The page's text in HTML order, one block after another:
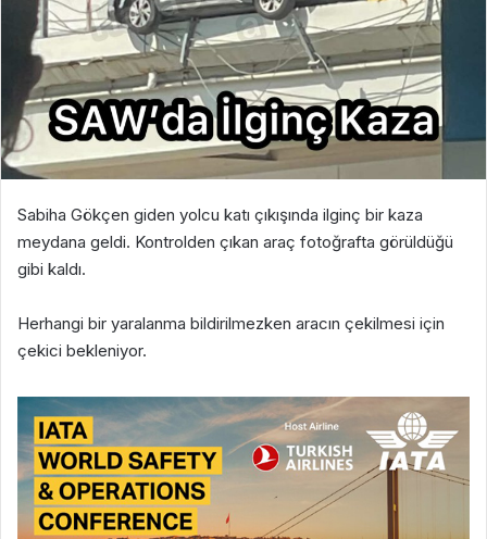
Sabiha Gökçen giden yolcu katı çıkışında ilginç bir kaza
meydana geldi. Kontrolden çıkan araç fotoğrafta görüldüğü
gibi kaldı.
Herhangi bir yaralanma bildirilmezken aracın çekilmesi için
çekici bekleniyor.